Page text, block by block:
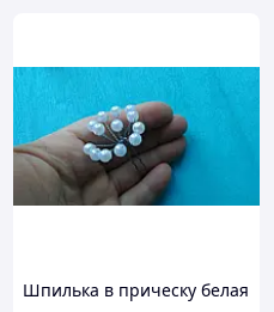
Шпилька в прическу белая